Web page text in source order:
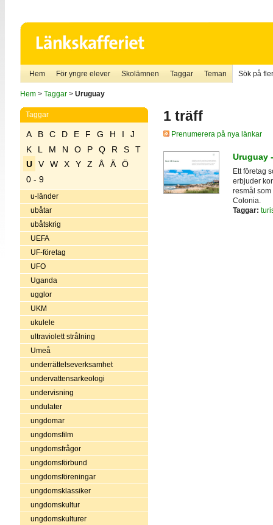
Hem För yngre elever Skolämnen Taggar Teman Sök på
Hem> Taggar> Uruguay
Taggar
A B C D E F G H I
J
K
L M N O P Q R S
T
U
V W X Y Z Å Ä
Ö
0 - 9
u-länder
ubåtar
ubåtskrig
UEFA
UF-företag
UFO
Uganda
ugglor
UKM
ukulele
ultraviolett strålning
Umeå
underrättelseverksamhet
undervattensarkeologi
undervisning
undulater
ungdomar
ungdomsfilm
ungdomsfrågor
ungdomsförbund
ungdomsföreningar
ungdomsklassiker
ungdomskultur
ungdomskulturer
1 träff
Prenumerera på nya länkar
Uruguay
Ett företag
erbjuder
resmål
Colonia.
Taggar: